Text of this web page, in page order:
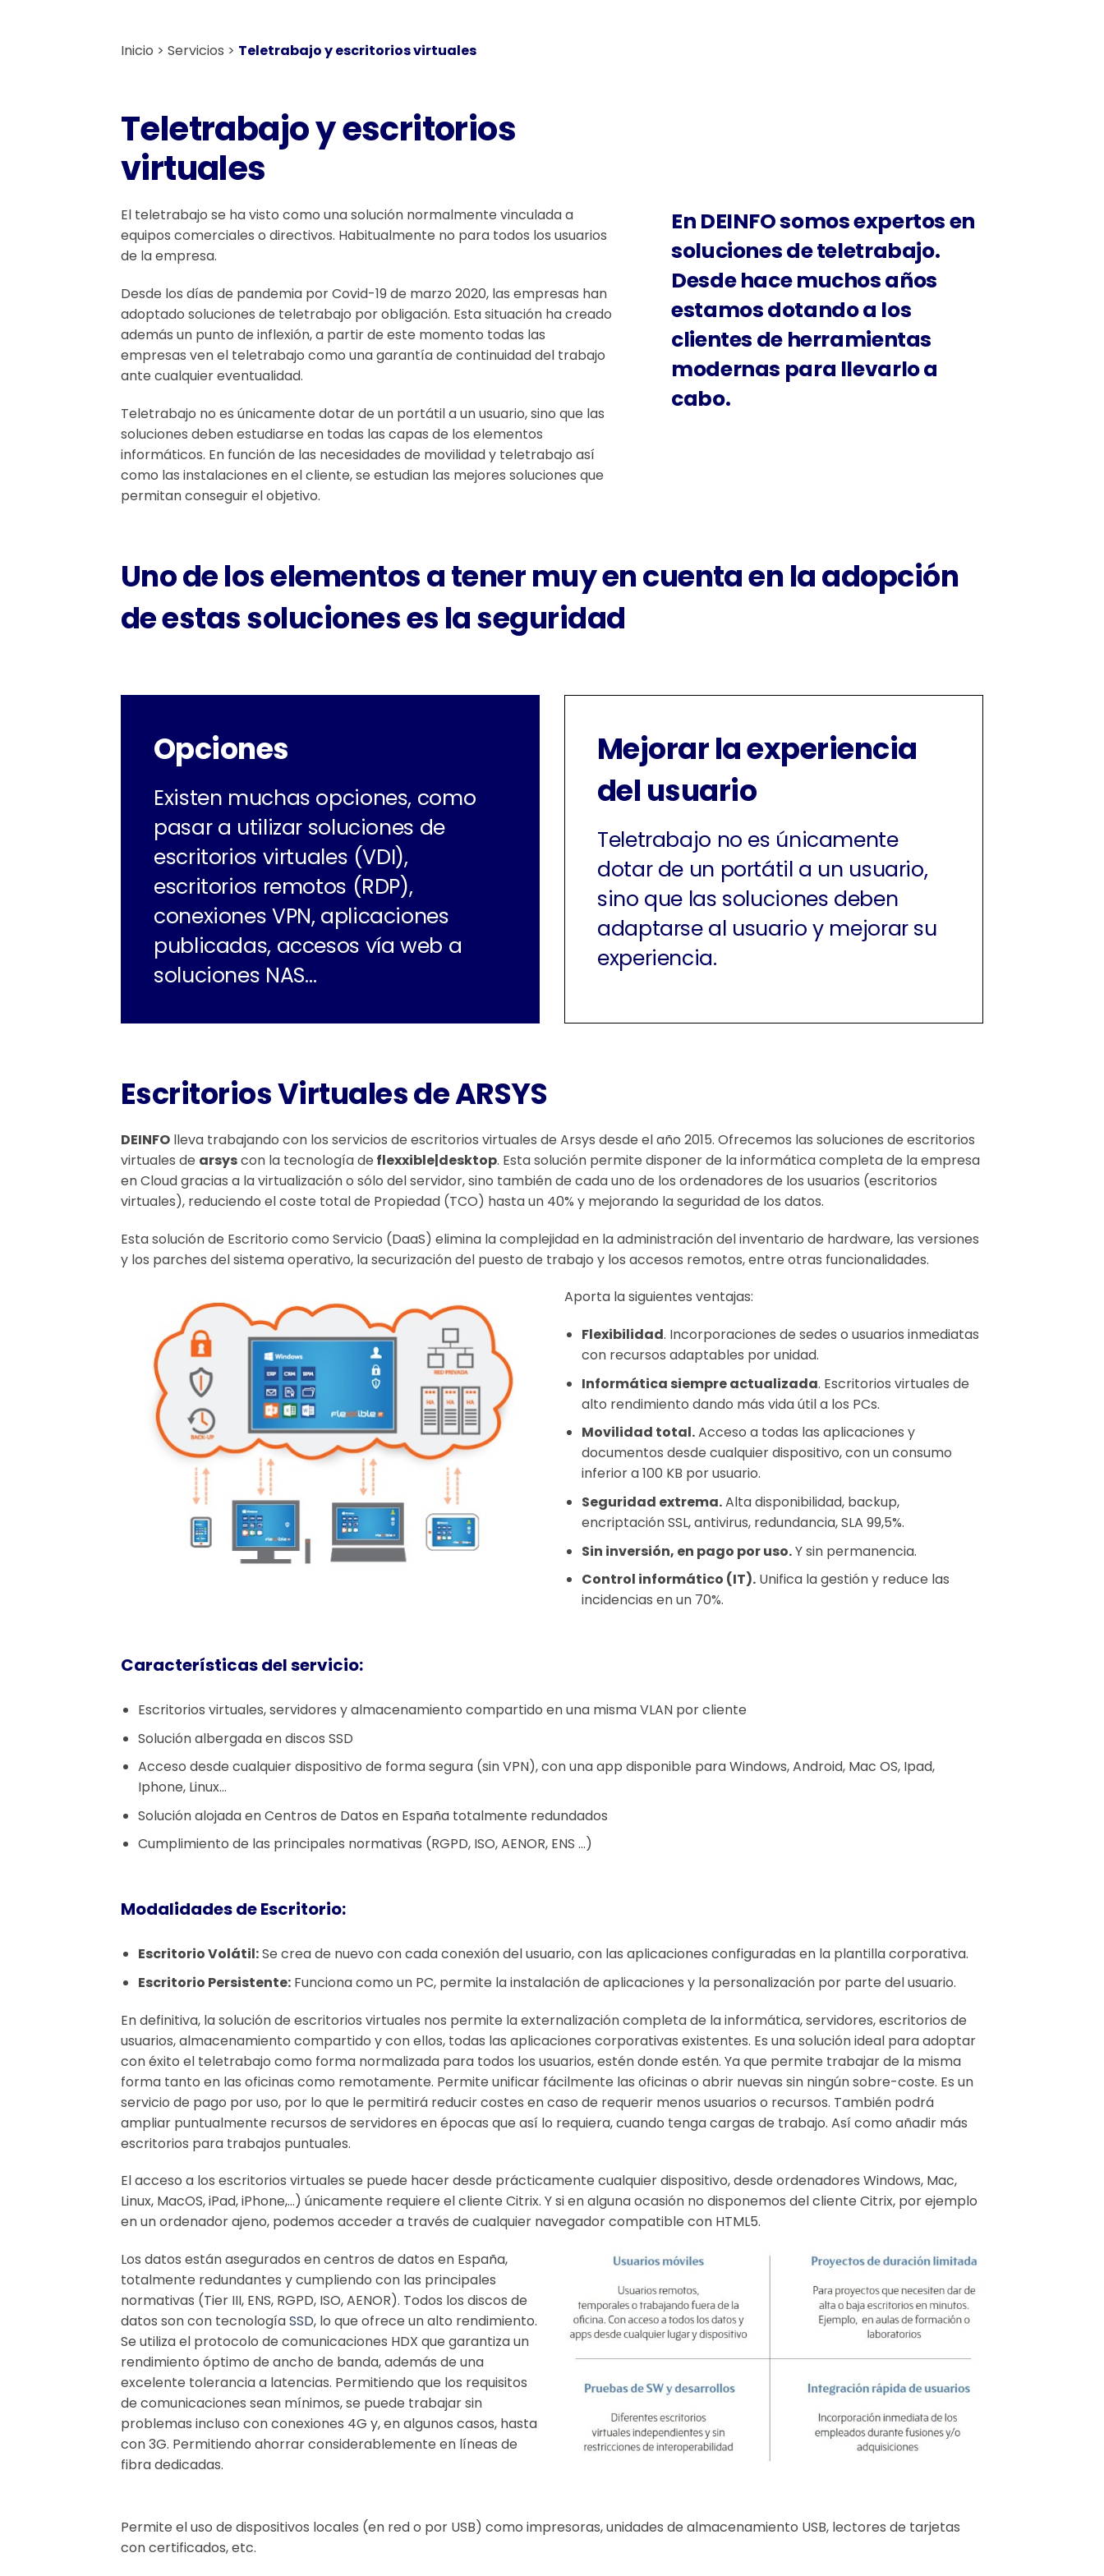
Inicio Servicios Teletrabajo y escritorios virtuales
Teletrabajo y escritorios
virtuales
El teletrabajo se ha visto como una solución normalmente vinculada a
equipos comerciales o directivos. Habitualmente no para todos los usuarios
de la empresa.
Desde los días de pandemia por Covid-19 de marzo 2020, las empresas han
adoptado soluciones de teletrabajo por obligación. Esta situación ha creado
además un punto de inflexión, a partir de este momento todas las
empresas ven el teletrabajo como una garantía de continuidad del trabajo
ante cualquier eventualidad.
Teletrabajo no es únicamente dotar de un portátil a un usuario, sino que las
soluciones deben estudiarse en todas las capas de los elementos
informáticos. En función de las necesidades de movilidad y teletrabajo así
como las instalaciones en el cliente, se estudian las mejores soluciones que
permitan conseguir el objetivo.
En DEINFOsomos expertos en
soluciones de teletrabajo.
Desde hace muchos años
estamos dotando a los
clientes de herramientas
modernas para llevarlo a
cabo.
Uno de los elementos a tener muy en cuenta en la adopción
de estas soluciones es la seguridad
Opciones
Existen muchas opciones, como
pasar a utilizar soluciones de
escritorios virtuales (VDI),
escritorios remotos (RDP),
conexiones VPN, aplicaciones
publicadas, accesos vía web a
soluciones NAS…
Mejorar la experiencia
del usuario
Teletrabajo no es únicamente
dotar de un portátil a un usuario,
sino que las soluciones deben
adaptarse al usuario y mejorar su
experiencia.
Escritorios Virtuales de ARSYS
DEINFO lleva trabajando con los servicios de escritorios virtuales de Arsys desde el año 2015. Ofrecemos las soluciones de escritorios
virtuales de arsyscon la tecnología de flexxible|desktop. Esta solución permite disponer de la informática completa de la empresa
en Cloud gracias a la virtualización o sólo del servidor, sino también de cada uno de los ordenadores de los usuarios (escritorios
virtuales), reduciendo el coste total de Propiedad (TCO) hasta un 40% y mejorando la seguridad de los datos.
Esta solución de Escritorio como Servicio (DaaS) elimina la complejidad en la administración del inventario de hardware, las versiones
y los parches del sistema operativo, la securización del puesto de trabajo y los accesos remotos, entre otras funcionalidades.
Aporta la siguientes ventajas:
Flexibilidad. Incorporaciones de sedes o usuarios inmediatas
con recursos adaptables por unidad.
Informática siempre actualizada. Escritorios virtuales de
alto rendimiento dando más vida útil a los PCs.
Movilidad total.Acceso a todas las aplicaciones y
documentos desde cualquier dispositivo, con un consumo
inferior a 100 KB por usuario.
Seguridad extrema.Alta disponibilidad, backup,
encriptación SSL, antivirus, redundancia, SLA 99,5%.
Sin inversión, en pago por uso.Y sin permanencia.
Control informático (IT).Unifica la gestión y reduce las
incidencias en un 70%.
Características del servicio:
Escritorios virtuales, servidores y almacenamiento compartido en una misma VLAN por cliente
Solución albergada en discos SSD
Acceso desde cualquier dispositivo de forma segura (sin VPN), con una app disponible para Windows, Android, Mac OS, Ipad,
Iphone, Linux…
Solución alojada en Centros de Datos en España totalmente redundados
Cumplimiento de las principales normativas (RGPD, ISO, AENOR, ENS …)
Modalidades de Escritorio:
Escritorio Volátil:Se crea de nuevo con cada conexión del usuario, con las aplicaciones configuradas en la plantilla corporativa.
Escritorio Persistente:Funciona como un PC, permite la instalación de aplicaciones y la personalización por parte del usuario.
En definitiva, la solución de escritorios virtuales nos permite la externalización completa de la informática, servidores, escritorios de
usuarios, almacenamiento compartido y con ellos, todas las aplicaciones corporativas existentes. Es una solución ideal para adoptar
con éxito el teletrabajo como forma normalizada para todos los usuarios, estén donde estén. Ya que permite trabajar de la misma
forma tanto en las oficinas como remotamente. Permite unificar fácilmente las oficinas o abrir nuevas sin ningún sobre-coste. Es un
servicio de pago por uso, por lo que le permitirá reducir costes en caso de requerir menos usuarios o recursos. También podrá
ampliar puntualmente recursos de servidores en épocas que así lo requiera, cuando tenga cargas de trabajo. Así como añadir más
escritorios para trabajos puntuales.
El acceso a los escritorios virtuales se puede hacer desde prácticamente cualquier dispositivo, desde ordenadores Windows, Mac,
Linux, MacOS, iPad, iPhone,…) únicamente requiere el cliente Citrix. Y si en alguna ocasión no disponemos del cliente Citrix, por ejemplo
en un ordenador ajeno, podemos acceder a través de cualquier navegador compatible con HTML5.
Los datos están asegurados en centros de datos en España,
totalmente redundantes y cumpliendo con las principales
normativas (Tier III, ENS, RGPD, ISO, AENOR). Todos los discos de
datos son con tecnologíaSSD, lo que ofrece un alto rendimiento.
Se utiliza el protocolo de comunicaciones HDX que garantiza un
rendimiento óptimo de ancho de banda, además de una
excelente tolerancia a latencias. Permitiendo que los requisitos
de comunicaciones sean mínimos, se puede trabajar sin
problemas incluso con conexiones 4G y, en algunos casos, hasta
con 3G. Permitiendo ahorrar considerablemente en líneas de
fibra dedicadas.
Permite el uso de dispositivos locales (en red o por USB) como impresoras, unidades de almacenamiento USB, lectores de tarjetas
con certificados, etc.